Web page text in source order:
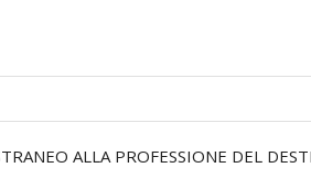
ALLA PROFESSIONE DEL